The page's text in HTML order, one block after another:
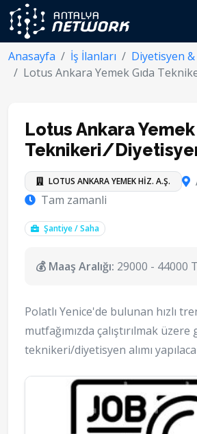
Anasayfa İş İlanları
Diyetisyen
Lotus Ankara Yemek Gıda
Lotus Ankara Yemek
Teknikeri/
LOTUS ANKARA YEMEK HİZ. A.Ş.
Tam zamanli
Şantiye / Saha
💰 Maaş Aralığı: 29000 - 44000
Polatlı Yenice'de bulunan hızlı
mutfağımızda çalıştırılmak üzere
teknikeri/diyetisyen alımı